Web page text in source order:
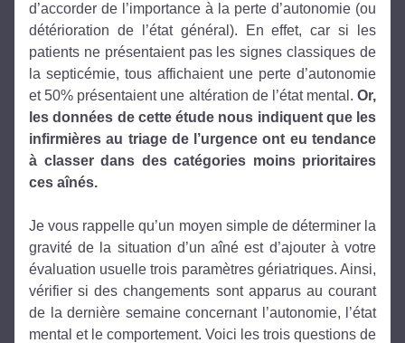
d’accorder de l’importance à la perte d’autonomie (ou
détérioration de l’état général). En effet, car si les
patients ne présentaient pas les signes classiques de
la septicémie, tous affichaient une perte d’autonomie
et 50% présentaient une altération de l’état mental. Or,
les données de cette étude nous indiquent que les
infirmières au triage de l’urgence ont eu tendance
à classer dans des catégories moins prioritaires
ces aînés.
Je vous rappelle qu’un moyen simple de déterminer la
gravité de la situation d’un aîné est d’ajouter à votre
évaluation usuelle trois paramètres gériatriques. Ainsi,
vérifier si des changements sont apparus au courant
de la dernière semaine concernant l’autonomie, l’état
mental et le comportement. Voici les trois questions de